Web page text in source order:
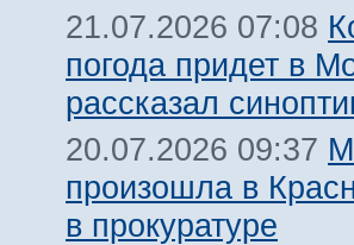
21.07.2026 07:08
погода придет в
рассказал
20.07.2026 09:37
произошла в
в прокуратуре